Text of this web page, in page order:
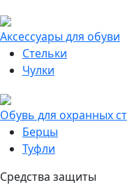
Аксессуары для обуви
Стельки
Чулки
Обувь для охранных
Берцы
Туфли
Средства защиты